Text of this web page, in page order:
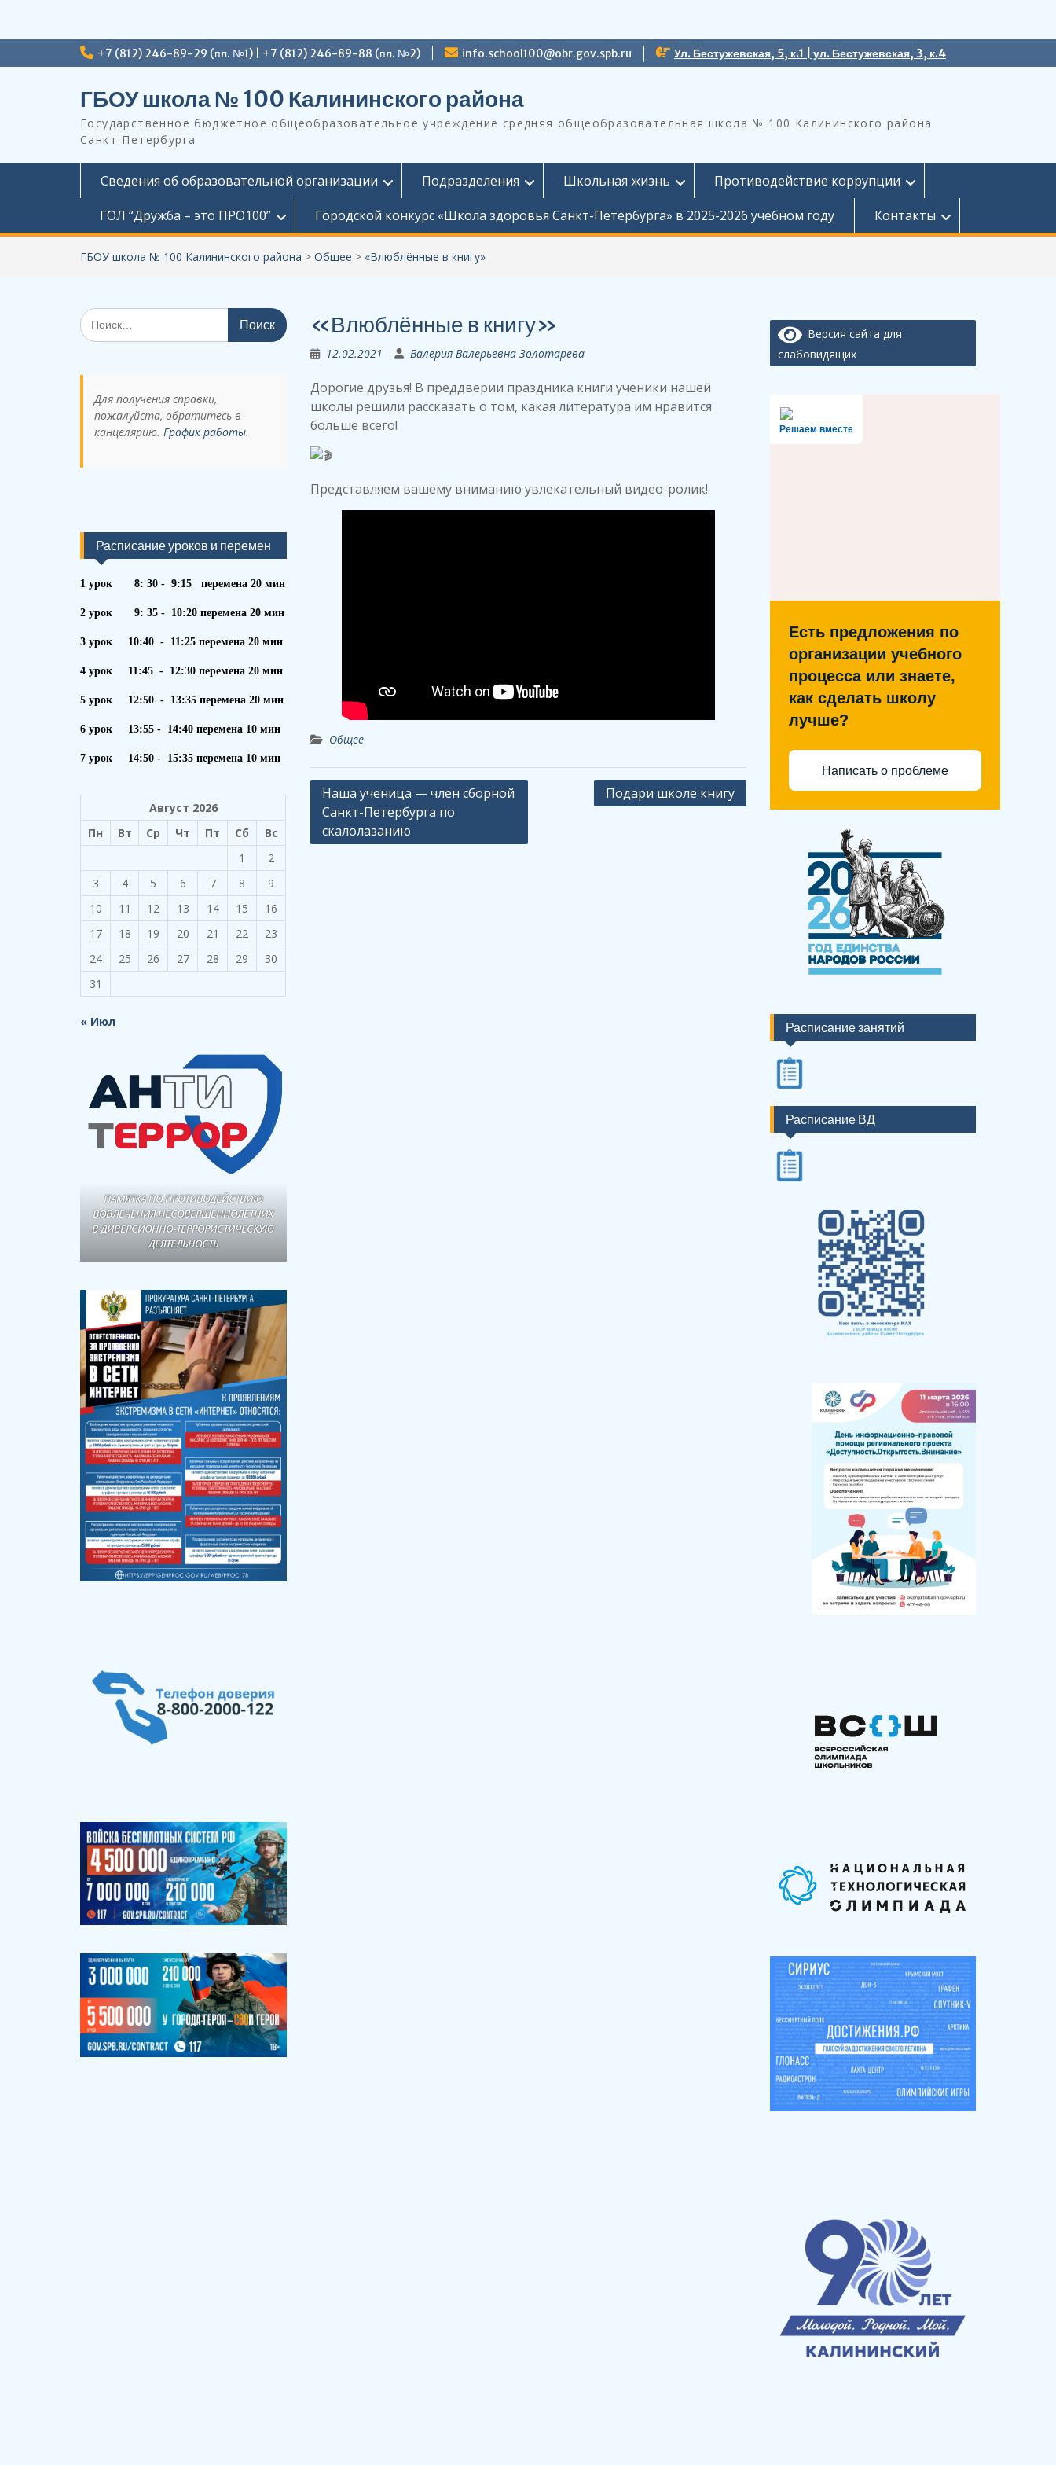
к
+7 (812) 246-89-29 (пл. №1) | +7 (812) 246-89-88 (пл. №2) info.school100@obr.gov.spb.ru Ул. Бестужевская, 5, к.1 | ул. Бестужевская, 3, к.4
ГБОУ школа № 100 Калининского района
Государственное бюджетное общеобразовательное учреждение средняя общеобразовательная школа № 100 Калининского района
Санкт-Петербурга
Сведения об образовательной организации Подразделения Школьная жизнь
Противодействие коррупции
ГОЛ “Дружба – это ПРО100”
Городской конкурс «Школа здоровья Санкт-Петербурга» в 2025-2026 учебном году Контакты
ГБОУ школа № 100 Калининского района > Общее > «Влюблённые в книгу»
«Влюблённые в книгу»
12.02.2021 Валерия Валерьевна Золотарева
Дорогие друзья! В преддверии праздника книги ученики нашей
школы решили рассказать о том, какая литература им нравится
больше всего!
Представляем вашему вниманию увлекательный видео-ролик!
Общее
Навигация
по
записям
Наша ученица — член сборной
Санкт-Петербурга по
скалолазанию
Подари школе книгу
Версия сайта для
слабовидящих
Решаем вместе
Есть предложения по
организации учебного
процесса или знаете,
как сделать школу
лучше?
Написать о проблеме
Расписание занятий
Расписание ВД
Поиск
по:
Для получения справки,
пожалуйста, обратитесь в
канцелярию. График работы.
Расписание уроков и перемен
1 урок 8: 30 - 9:15 перемена 20 мин
2 урок 9: 35 - 10:20 перемена 20 мин
3 урок 10:40 - 11:25 перемена 20 мин
4 урок 11:45 - 12:30 перемена 20 мин
5 урок 12:50 - 13:35 перемена 20 мин
6 урок 13:55 - 14:40 перемена 10 мин
7 урок 14:50 - 15:35 перемена 10 мин
Август 2026
Пн
Вт Ср Чт Пт Сб
Вс
1
2
3
4 5 6 7 8
9
10
11 12 13 14 15
16
17
18 19 20 21 22
23
24
25 26 27 28 29
30
31
« Июл
ПАМЯТКА ПО ПРОТИВОДЕЙСТВИЮ
ВОВЛЕЧЕНИЯ НЕСОВЕРШЕННОЛЕТНИХ
В ДИВЕРСИОННО-ТЕРРОРИСТИЧЕСКУЮ
ДЕЯТЕЛЬНОСТЬ